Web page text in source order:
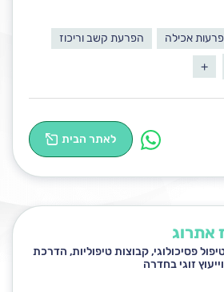
אכילה
הפרעת קשב וריכוז
+
לאתר הבית
אתרוג
פסיכולוגי, קבוצות טיפוליות, הדרכת
זוגי בחדרה